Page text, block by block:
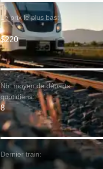
Le prix le plus bas:
$220
Nb. moyen de départs
quotidiens:
8
Dernier train: